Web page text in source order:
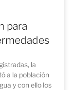
para
la
a la población
y con ello los